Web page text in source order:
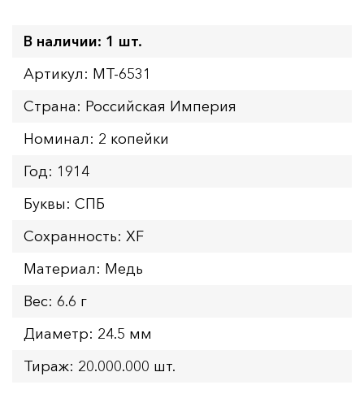
В наличии: 1 шт.
Артикул: MT-6531
Страна: Российская Империя
Номинал: 2 копейки
Год: 1914
Буквы: СПБ
Сохранность: XF
Материал: Медь
Вес: 6.6 г
Диаметр: 24.5 мм
Тираж: 20.000.000 шт.